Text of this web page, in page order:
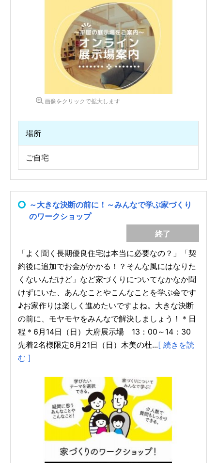
画像をクリックで拡大します
場所
ご自宅
～大きな決断の前に！～みんなで学ぶ家づくり
のワークショップ
終了
「よく聞く長期優良住宅は本当に必要なの？」「契
約後に追加でお金がかかる！？そんな風にはなりた
くないんだけど」など家づくりについてなかなか聞
けずにいた、あんなことやこんなことを学ぶ会です
♪お家作りは楽しく進めたいですよね。大きな決断
の前に、モヤモヤをみんなで解決しましょう！＊日
程＊6月14日（日）大府展示場 13：00～14：30
先着2名様限定6月21日（日）木美の杜...[ 続きを読
む ]